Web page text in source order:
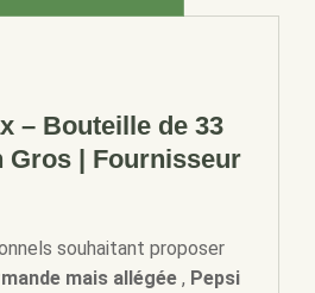
– Bouteille de 33
Gros | Fournisseur
souhaitant proposer
mais allégée , Pepsi